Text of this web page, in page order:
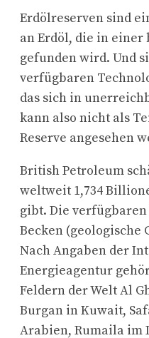
Erdölreserven sind
an Erdöl, die in einer
gefunden wird. Und
verfügbaren
das sich in
kann also nicht als
Reserve angesehen
British Petroleum
weltweit 1,734
gibt. Die
Becken (geologische
Nach Angaben der
Energieagentur
Feldern der Welt Al
Burgan in Kuwait,
Arabien, Rumaila im